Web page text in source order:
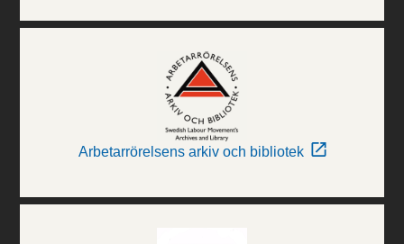
Arbetarrörelsens arkiv och bibliotek